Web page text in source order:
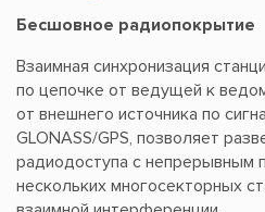
Бесшовное радиопокрытие
Взаимная синхронизация
по цепочке от ведущей к
от внешнего источника по
GLONASS/GPS, позволяет
радиодоступа с непрерывным
нескольких многосекторных